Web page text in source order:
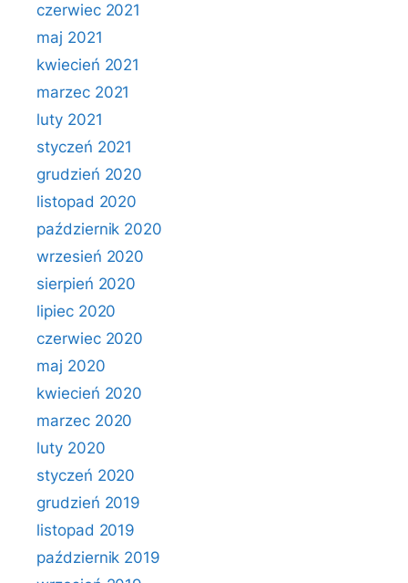
czerwiec 2021
maj 2021
kwiecień 2021
marzec 2021
luty 2021
styczeń 2021
grudzień 2020
listopad 2020
październik 2020
wrzesień 2020
sierpień 2020
lipiec 2020
czerwiec 2020
maj 2020
kwiecień 2020
marzec 2020
luty 2020
styczeń 2020
grudzień 2019
listopad 2019
październik 2019